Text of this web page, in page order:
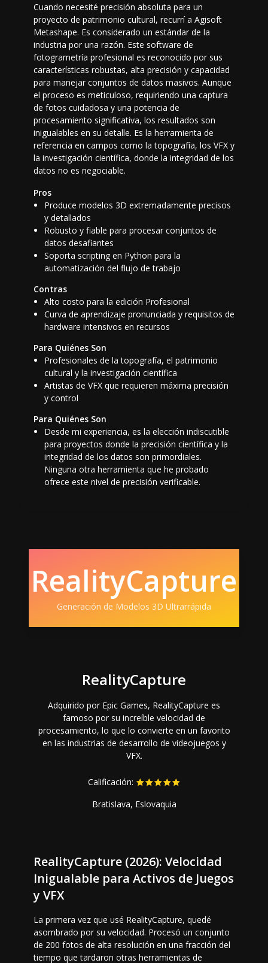
Cuando necesité precisión absoluta para un
proyecto de patrimonio cultural, recurrí a Agisoft
Metashape. Es considerado un estándar de la
industria por una razón. Este software de
fotogrametría profesional es reconocido por sus
características robustas, alta precisión y capacidad
para manejar conjuntos de datos masivos. Aunque
el proceso es meticuloso, requiriendo una captura
de fotos cuidadosa y una potencia de
procesamiento significativa, los resultados son
inigualables en su detalle. Es la herramienta de
referencia en campos como la topografía, los VFX y
la investigación científica, donde la integridad de los
datos no es negociable.
Pros
Produce modelos 3D extremadamente precisos
y detallados
Robusto y fiable para procesar conjuntos de
datos desafiantes
Soporta scripting en Python para la
automatización del flujo de trabajo
Contras
Alto costo para la edición Profesional
Curva de aprendizaje pronunciada y requisitos de
hardware intensivos en recursos
Para Quiénes Son
Profesionales de la topografía, el patrimonio
cultural y la investigación científica
Artistas de VFX que requieren máxima precisión
y control
Para Quiénes Son
Desde mi experiencia, es la elección indiscutible
para proyectos donde la precisión científica y la
integridad de los datos son primordiales.
Ninguna otra herramienta que he probado
ofrece este nivel de precisión verificable.
RealityCapture
Generación de Modelos 3D Ultrarrápida
RealityCapture
Adquirido por Epic Games, RealityCapture es
famoso por su increíble velocidad de
procesamiento, lo que lo convierte en un favorito
en las industrias de desarrollo de videojuegos y
VFX.
Calificación:
Bratislava, Eslovaquia
RealityCapture (2026): Velocidad
Inigualable para Activos de Juegos
y VFX
La primera vez que usé RealityCapture, quedé
asombrado por su velocidad. Procesó un conjunto
de 200 fotos de alta resolución en una fracción del
tiempo que tardaron otras herramientas de